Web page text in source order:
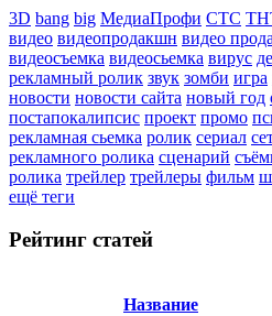
3D bang big МедиаПрофи СТС
видео видеопродакшн видео
видеосъемка видеосьемка вирус
рекламный ролик звук зомби игра
новости новости сайта новый год
постапокалипсис проект промо
рекламная сьемка ролик сериал
рекламного ролика сценарий
ролика трейлер трейлеры фильм
ещё теги
Рейтинг статей
Название